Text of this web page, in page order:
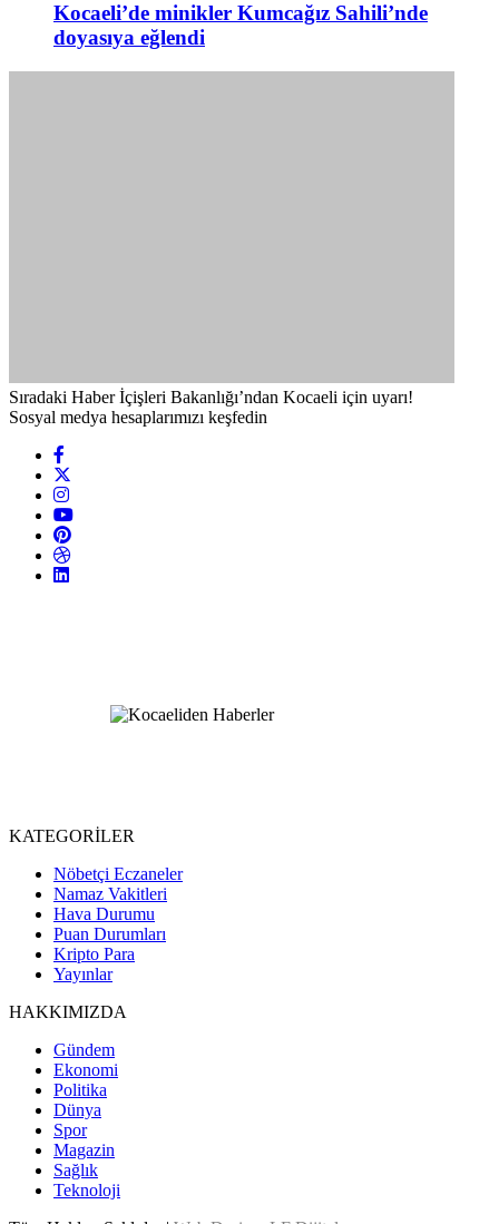
Kocaeli’de minikler Kumcağız Sahili’nde
doyasıya eğlendi
Sıradaki Haber İçişleri Bakanlığı’ndan Kocaeli için uyarı!
Sosyal medya hesaplarımızı keşfedin
KATEGORİLER
Nöbetçi Eczaneler
Namaz Vakitleri
Hava Durumu
Puan Durumları
Kripto Para
Yayınlar
HAKKIMIZDA
Gündem
Ekonomi
Politika
Dünya
Spor
Magazin
Sağlık
Teknoloji